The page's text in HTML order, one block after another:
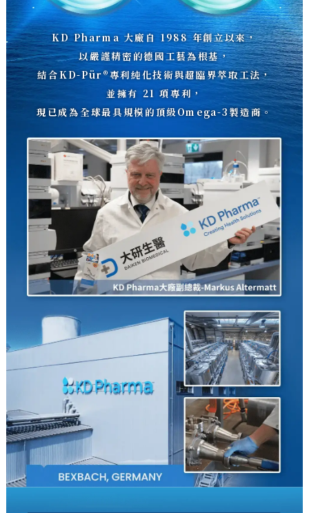
KD Pharma 大廠自 1988 年創立以來，
以嚴謹精密的德國工藝為根基，
結合KD-Pür®專利純化技術與超臨界萃取工法，
並擁有 21 項專利，
現已成為全球最具規模的頂級Omega-3製造商。